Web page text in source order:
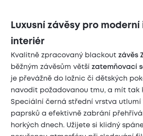
Luxusní závěsy pro
interiér
Kvalitně zpracovaný blackoutzávěs
běžným závěsům většízatemňovací
je převážně do ložnic či dětských
navodit požadovanou tmu, a mít tak
Speciální černá střední vrstva utlumí
paprsků a efektivně zabrání
horkých dnech. Užijete si klidný